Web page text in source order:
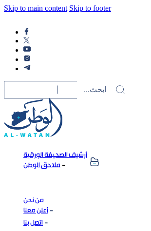
Skip to main content Skip to footer
أرشيف الصحيفة الورقية
ملاحق الوطن
من نحن
أعلن معنا
اتصل بنا